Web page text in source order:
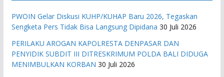
PWOIN Gelar Diskusi KUHP/KUHAP Baru 2026, Tegaskan
Sengketa Pers Tidak Bisa Langsung Dipidana 30 Juli 2026
PERILAKU AROGAN KAPOLRESTA DENPASAR DAN
PENYIDIK SUBDIT III DITRESKRIMUM POLDA BALI DIDUGA
MENIMBULKAN KORBAN 30 Juli 2026